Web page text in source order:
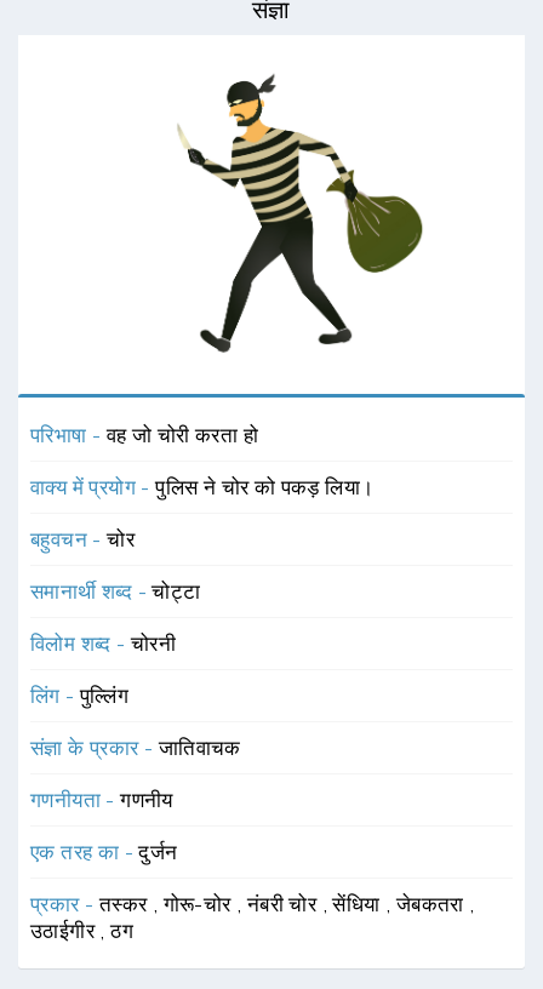
संज्ञा
परिभाषा -वह जो चोरी करता हो
वाक्य में प्रयोग -पुलिस ने चोर को पकड़ लिया।
बहुवचन -चोर
समानार्थी शब्द -चोट्टा
विलोम शब्द -चोरनी
लिंग -पुल्लिंग
संज्ञा के प्रकार -जातिवाचक
गणनीयता -गणनीय
एक तरह का -दुर्जन
प्रकार -तस्कर ,गोरू-चोर ,नंबरी चोर ,सेंधिया ,जेबकतरा
उठाईगीर ,ठग